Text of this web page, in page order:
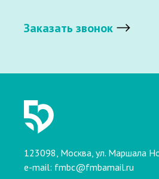
Заказать звонок
123098, Москва, ул. Маршала
e-mail: fmbc@fmbamail.ru